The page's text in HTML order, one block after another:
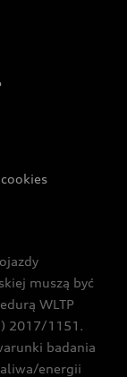
w
muszą być
WLTP
2017/1151.
badania
energii